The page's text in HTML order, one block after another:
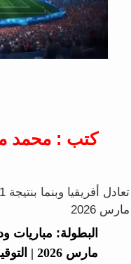
كتب : محمد
مارس 2026
البطولة: مباريات
مارس 2026 |